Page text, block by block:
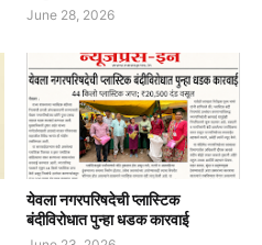
June 28, 2026
येवला नगरपरिषदेची प्लास्टिक
बंदीविरोधात पुन्हा धडक कारवाई